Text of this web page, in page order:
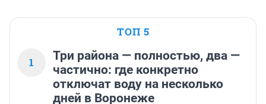
ТОП 5
1
Три района — полностью, два —
частично: где конкретно
отключат воду на несколько
дней в Воронеже